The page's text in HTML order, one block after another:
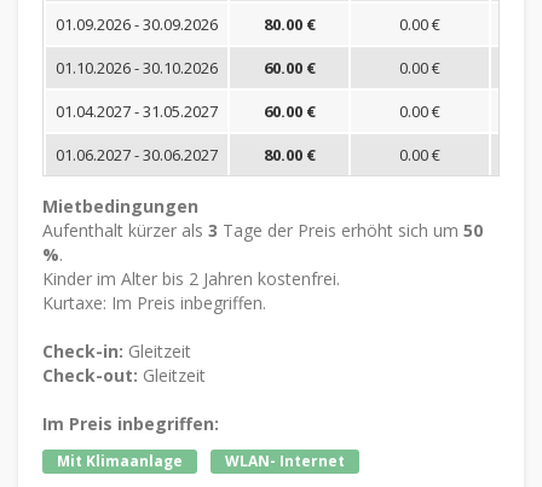
01.09.2026 - 30.09.2026
80.00 €
0.00 €
01.10.2026 - 30.10.2026
60.00 €
0.00 €
01.04.2027 - 31.05.2027
60.00 €
0.00 €
01.06.2027 - 30.06.2027
80.00 € 0.00 €
Mietbedingungen
Aufenthalt kürzer als 3 Tage der Preis erhöht sich um 50
%.
Kinder im Alter bis 2 Jahren kostenfrei.
Kurtaxe: Im Preis inbegriffen.
Check-in: Gleitzeit
Check-out: Gleitzeit
Im Preis inbegriffen:
Mit Klimaanlage
WLAN- Internet